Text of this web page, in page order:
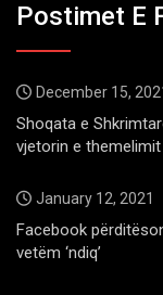
Postimet E
December 15,
Shoqata e
vjetorin e themelimit
January 12, 2021
Facebook
vetëm ‘ndiq’